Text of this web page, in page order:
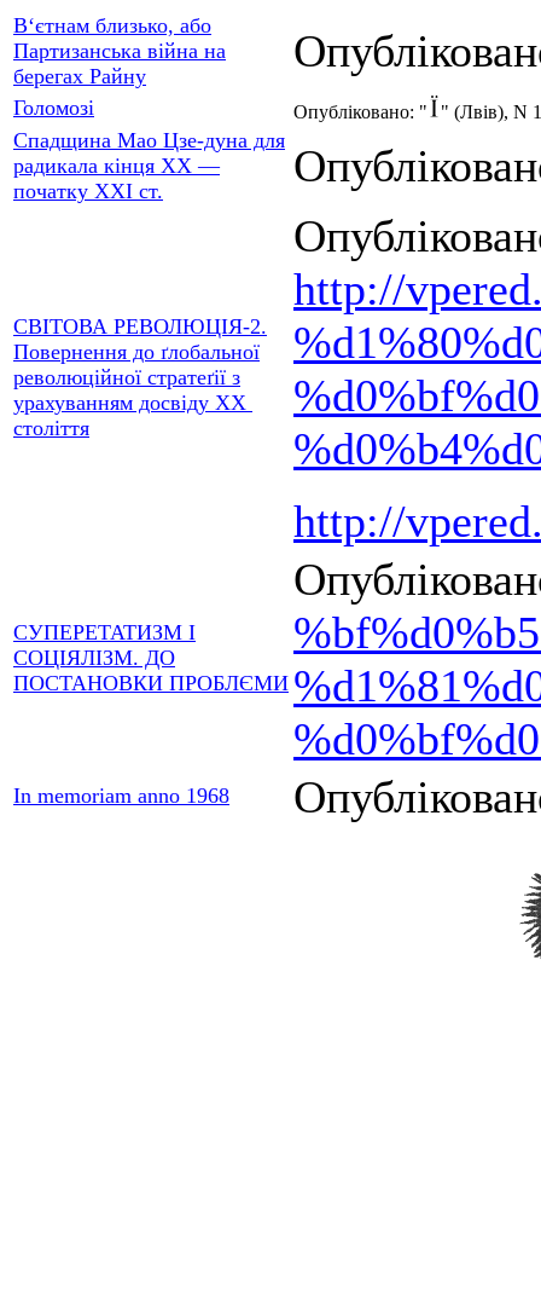
В‘єтнам близько, або
Партизанська війна на
берегах Райну
Голомозі Опубліковано: " " (Лвiв), N
Спадщина Мао Цзе-дуна для
радикала кінця XX —
початку XXI ст.
СВIТОВА РЕВОЛЮЦIЯ-2.
Повернення до ґлобальної
революційної стратеґії з
урахуванням досвіду XX
століття
http://
http://
СУПЕРЕТАТИЗМ І
СОЦІЯЛІЗМ. ДО
ПОСТАНОВКИ ПРОБЛЄМИ
In memoriam anno 1968